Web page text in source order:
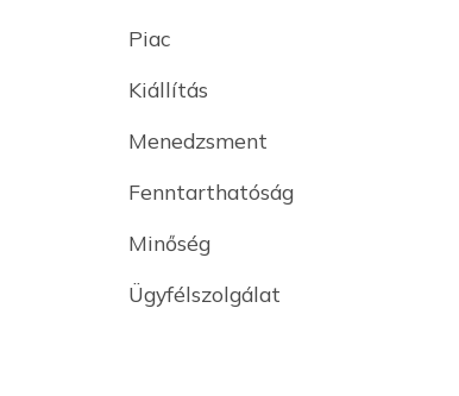
Piac
Kiállítás
Menedzsment
Fenntarthatóság
Minőség
Ügyfélszolgálat